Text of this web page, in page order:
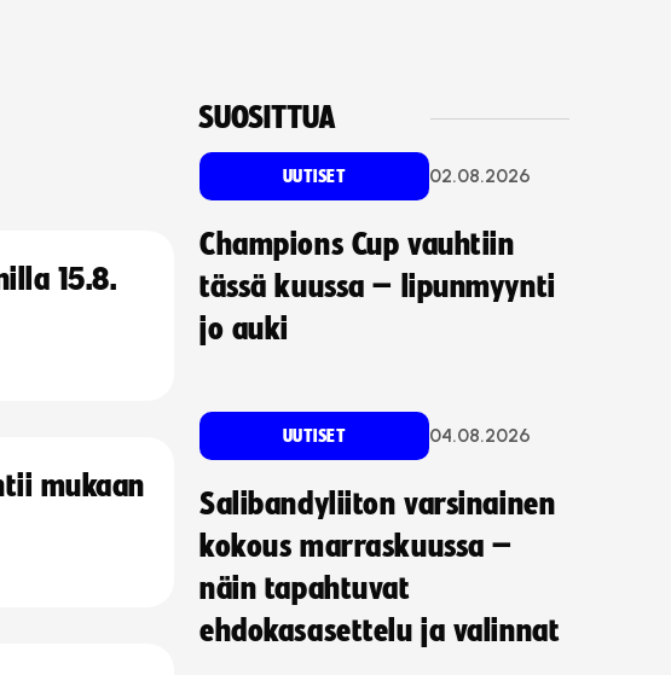
15.8.
mukaan
SUOSITTUA
UUTISET 02.08.2026
Champions Cup vauhtiin
tässä kuussa – lipunmyynti
jo auki
UUTISET 04.08.2026
Salibandyliiton varsinainen
kokous marraskuussa –
näin tapahtuvat
ehdokasasettelu ja valinnat